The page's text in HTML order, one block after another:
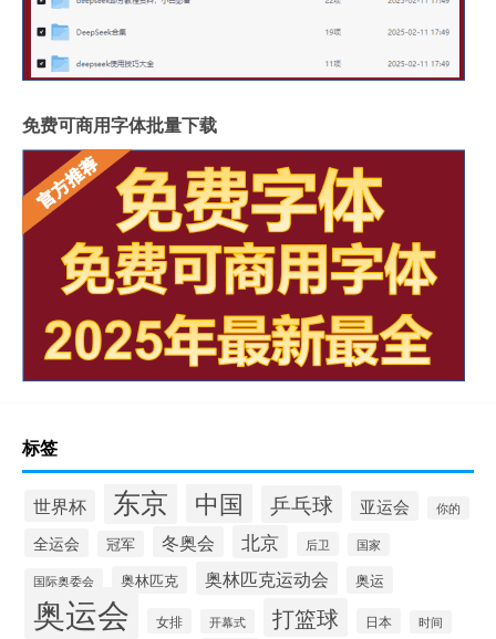
免费可商用字体批量下载
标签
世界杯 东京 中国 乒乓球 亚运会 你的
全运会 冠军 冬奥会 北京 后卫 国家
国际奥委会 奥林匹克 奥林匹克运动会 奥运
奥运会 女排 开幕式 打篮球 日本 时间